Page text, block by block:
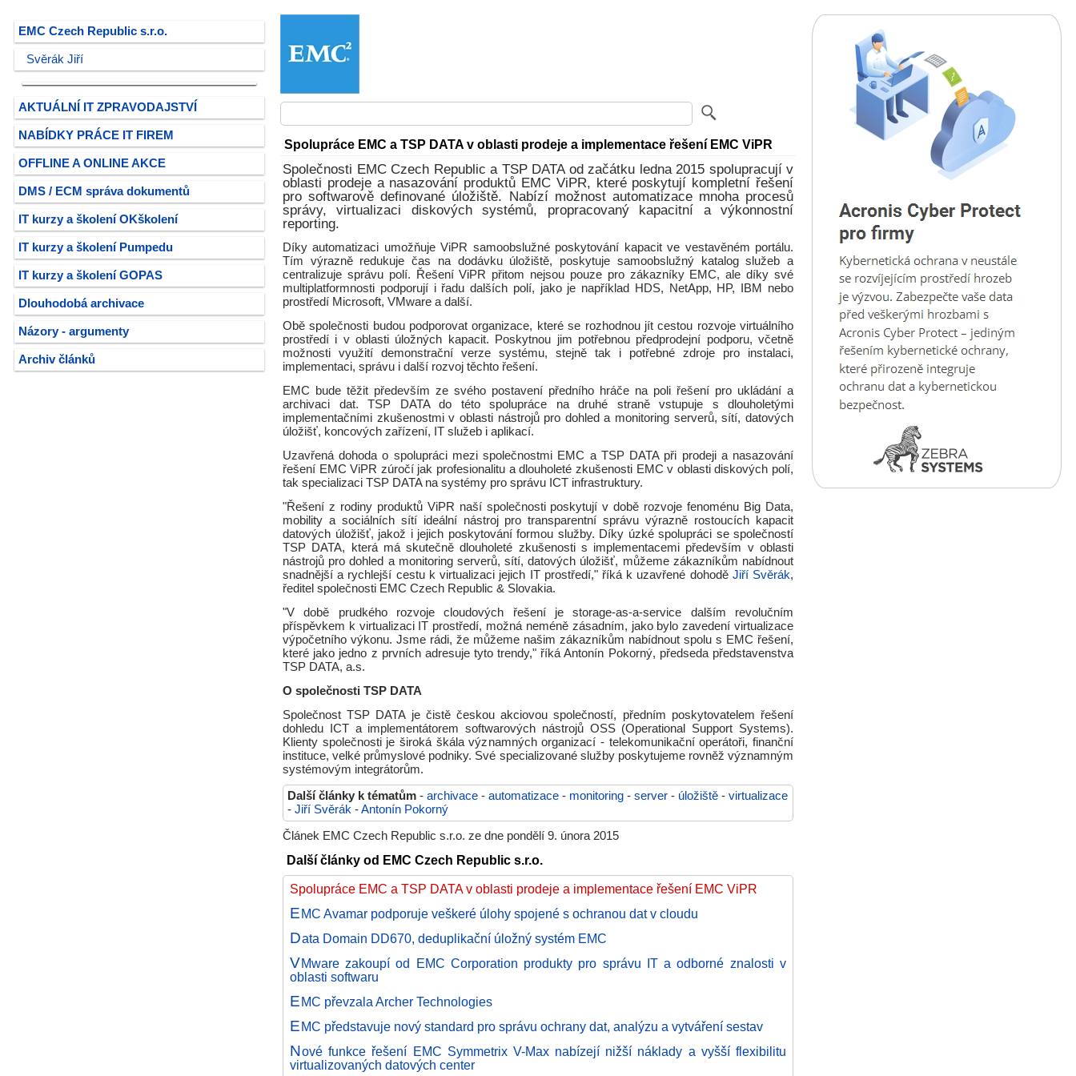
EMC Czech Republic s.r.o.
Svěrák Jiří
AKTUÁLNÍ IT ZPRAVODAJSTVÍ
NABÍDKY PRÁCE IT FIREM
OFFLINE A ONLINE AKCE
DMS / ECM správa dokumentů
IT kurzy a školení OKškolení
IT kurzy a školení Pumpedu
IT kurzy a školení GOPAS
Dlouhodobá archivace
Názory - argumenty
Archiv článků
Spolupráce EMC a TSP DATA v oblasti prodeje a implementace řešení EMC ViPR
Společnosti EMC Czech Republic a TSP DATA od začátku ledna 2015 spolupracují v
oblasti prodeje a nasazování produktů EMC ViPR, které poskytují kompletní řešení
pro softwarově definované úložiště. Nabízí možnost automatizace mnoha procesů
správy, virtualizaci diskových systémů, propracovaný kapacitní a výkonnostní
reporting.
Díky automatizaci umožňuje ViPR samoobslužné poskytování kapacit ve vestavěném portálu.
Tím výrazně redukuje čas na dodávku úložiště, poskytuje samoobslužný katalog služeb a
centralizuje správu polí. Řešení ViPR přitom nejsou pouze pro zákazníky EMC, ale díky své
multiplatformnosti podporují i řadu dalších polí, jako je například HDS, NetApp, HP, IBM nebo
prostředí Microsoft, VMware a další.
Obě společnosti budou podporovat organizace, které se rozhodnou jít cestou rozvoje virtuálního
prostředí i v oblasti úložných kapacit. Poskytnou jim potřebnou předprodejní podporu, včetně
možnosti využití demonstrační verze systému, stejně tak i potřebné zdroje pro instalaci,
implementaci, správu i další rozvoj těchto řešení.
EMC bude těžit především ze svého postavení předního hráče na poli řešení pro ukládání a
archivaci dat. TSP DATA do této spolupráce na druhé straně vstupuje s dlouholetými
implementačními zkušenostmi v oblasti nástrojů pro dohled a monitoring serverů, sítí, datových
úložišť, koncových zařízení, IT služeb i aplikací.
Uzavřená dohoda o spolupráci mezi společnostmi EMC a TSP DATA při prodeji a nasazování
řešení EMC ViPR zúročí jak profesionalitu a dlouholeté zkušenosti EMC v oblasti diskových polí,
tak specializaci TSP DATA na systémy pro správu ICT infrastruktury.
"Řešení z rodiny produktů ViPR naší společnosti poskytují v době rozvoje fenoménu Big Data,
mobility a sociálních sítí ideální nástroj pro transparentní správu výrazně rostoucích kapacit
datových úložišť, jakož i jejich poskytování formou služby. Díky úzké spolupráci se společností
TSP DATA, která má skutečně dlouholeté zkušenosti s implementacemi především v oblasti
nástrojů pro dohled a monitoring serverů, sítí, datových úložišť, můžeme zákazníkům nabídnout
snadnější a rychlejší cestu k virtualizaci jejich IT prostředí," říká k uzavřené dohodě Jiří Svěrák,
ředitel společnosti EMC Czech Republic & Slovakia.
"V době prudkého rozvoje cloudových řešení je storage-as-a-service dalším revolučním
příspěvkem k virtualizaci IT prostředí, možná neméně zásadním, jako bylo zavedení virtualizace
výpočetního výkonu. Jsme rádi, že můžeme našim zákazníkům nabídnout spolu s EMC řešení,
které jako jedno z prvních adresuje tyto trendy," říká Antonín Pokorný, předseda představenstva
TSP DATA, a.s.
O společnosti TSP DATA
Společnost TSP DATA je čistě českou akciovou společností, předním poskytovatelem řešení
dohledu ICT a implementátorem softwarových nástrojů OSS (Operational Support Systems).
Klienty společnosti je široká škála významných organizací - telekomunikační operátoři, finanční
instituce, velké průmyslové podniky. Své specializované služby poskytujeme rovněž významným
systémovým integrátorům.
Další články k tématům - archivace - automatizace - monitoring - server - úložiště - virtualizace
- Jiří Svěrák -Antonín Pokorný
Článek EMC Czech Republic s.r.o. ze dne pondělí 9. února 2015
Další články od EMC Czech Republic s.r.o.
Spolupráce EMC a TSP DATA v oblasti prodeje a implementace řešení EMC ViPR
EMC Avamar podporuje veškeré úlohy spojené s ochranou dat v cloudu
Data Domain DD670, deduplikační úložný systém EMC
VMware zakoupí od EMC Corporation produkty pro správu IT a odborné znalosti v
oblasti softwaru
EMC převzala Archer Technologies
EMC představuje nový standard pro správu ochrany dat, analýzu a vytváření sestav
Nové funkce řešení EMC Symmetrix V-Max nabízejí nižší náklady a vyšší flexibilitu
virtualizovaných datových center